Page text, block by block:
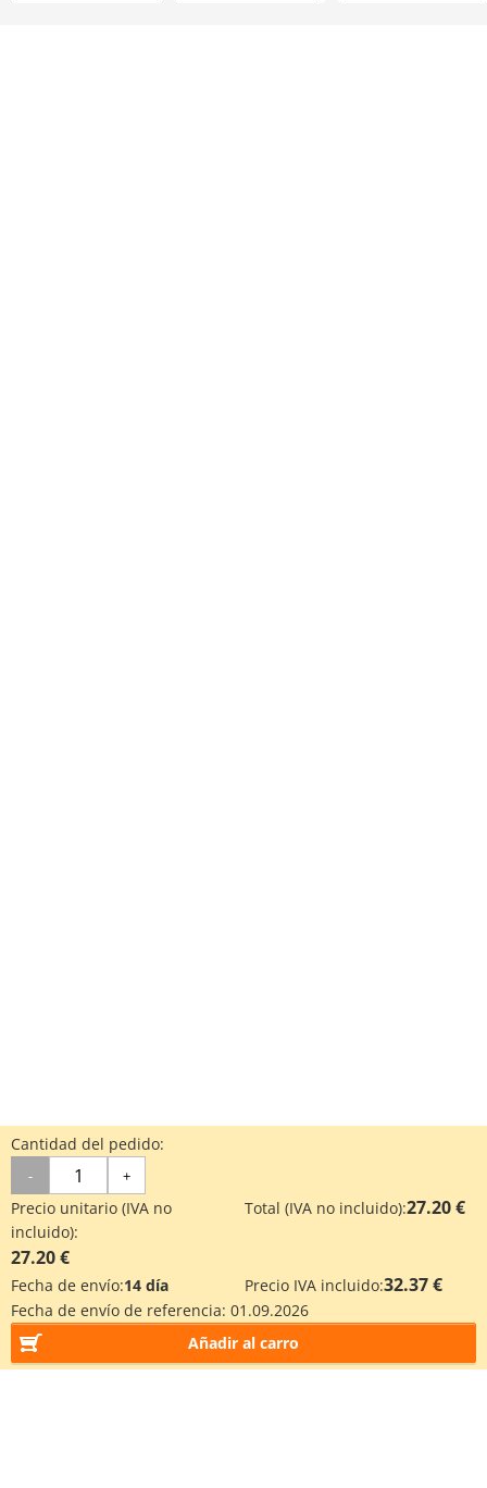
Cantidad del pedido:
- +
Precio unitario (IVA no
incluido):
27.20 €
Total (IVA no incluido):27.20 €
Fecha de envío:14 día Precio IVA incluido:32.37 €
Fecha de envío de referencia: 01.09.2026
Añadir al carro